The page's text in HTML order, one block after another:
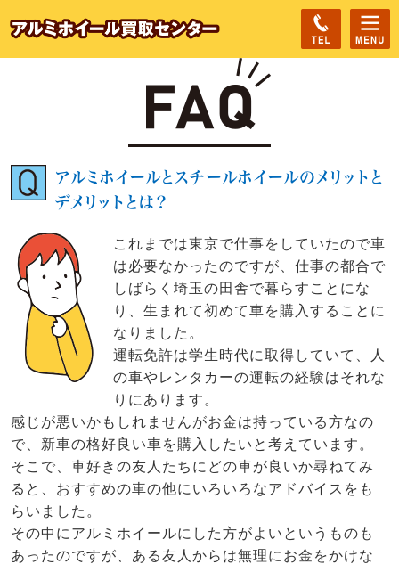
アルミホイールとスチールホイールのメリットと
デメリットとは？
これまでは東京で仕事をしていたので車
は必要なかったのですが、仕事の都合で
しばらく埼玉の田舎で暮らすことにな
り、生まれて初めて車を購入することに
なりました。
運転免許は学生時代に取得していて、人
の車やレンタカーの運転の経験はそれな
りにあります。
感じが悪いかもしれませんがお金は持っている方なの
で、新車の格好良い車を購入したいと考えています。
そこで、車好きの友人たちにどの車が良いか尋ねてみ
ると、おすすめの車の他にいろいろなアドバイスをも
らいました。
その中にアルミホイールにした方がよいというものも
あったのですが、ある友人からは無理にお金をかけな